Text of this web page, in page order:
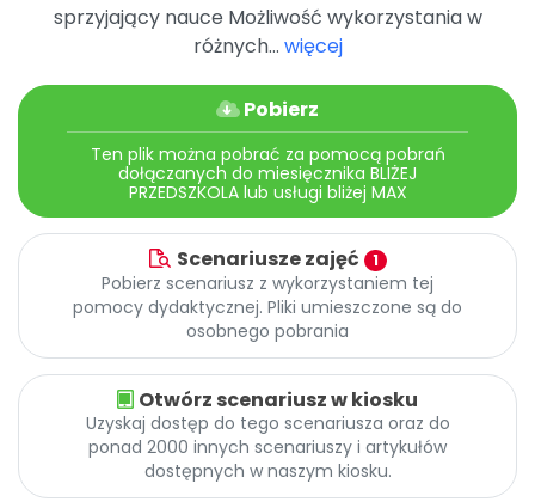
Promocje
sprzyjający nauce Możliwość wykorzystania w
różnych... więcej
Pobierz
Ten plik można pobrać za pomocą pobrań
dołączanych do miesięcznika BLIŻEJ
PRZEDSZKOLA lub usługi bliżej MAX
Scenariusze zajęć 1
Pobierz scenariusz z wykorzystaniem tej
pomocy dydaktycznej. Pliki umieszczone są do
osobnego pobrania
Otwórz scenariusz w kiosku
Uzyskaj dostęp do tego scenariusza oraz do
ponad 2000 innych scenariuszy i artykułów
dostępnych w naszym kiosku.